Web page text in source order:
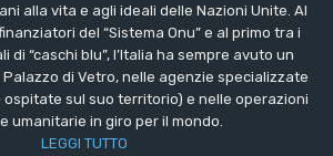
alla vita e agli ideali delle Nazioni Unite. Al
del “Sistema Onu” e al primo tra i
“caschi blu”, l’Italia ha sempre avuto un
di Vetro, nelle agenzie specializzate
ospitate sul suo territorio) e nelle operazioni
umanitarie in giro per il mondo.
LEGGI TUTTO